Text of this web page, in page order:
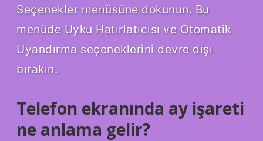
Seçenekler menüsüne dokunun. Bu
menüde Uyku Hatırlatıcısı ve Otomatik
Uyandırma seçeneklerini devre dışı
bırakın.
Telefon ekranında ay işareti
ne anlama gelir?